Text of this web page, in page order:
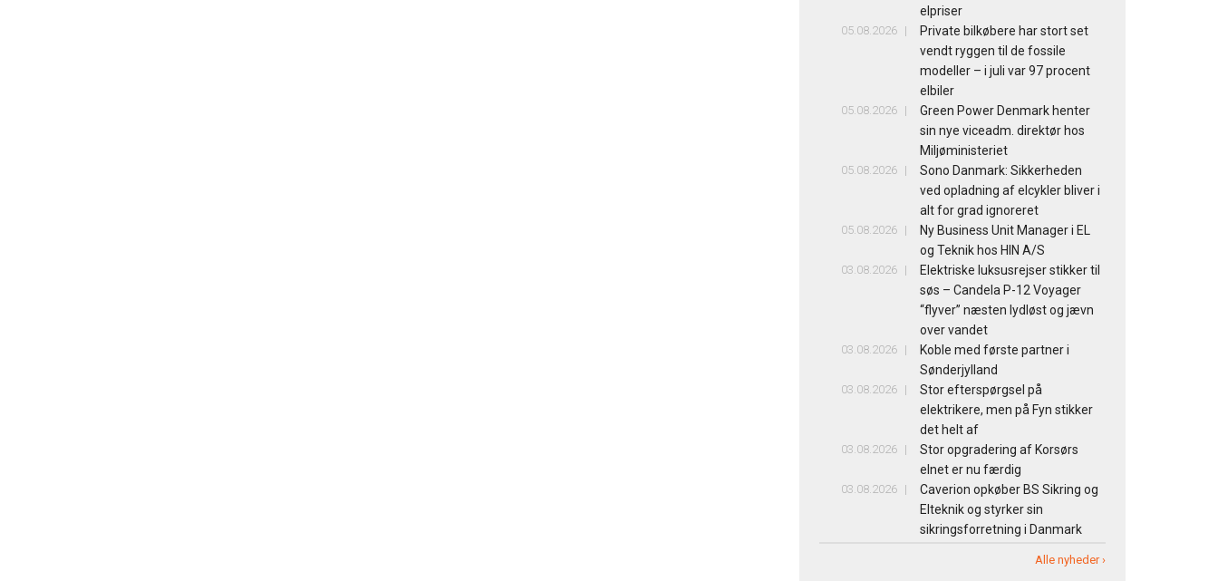
elpriser
05.08.2026
Private bilkøbere har stort set
vendt ryggen til de fossile
modeller – i juli var 97 procent
elbiler
05.08.2026
Green Power Denmark henter
sin nye viceadm. direktør hos
Miljøministeriet
05.08.2026
Sono Danmark: Sikkerheden
ved opladning af elcykler bliver i
alt for grad ignoreret
05.08.2026
Ny Business Unit Manager i EL
og Teknik hos HIN A/S
03.08.2026
Elektriske luksusrejser stikker til
søs – Candela P-12 Voyager
“flyver” næsten lydløst og jævn
over vandet
03.08.2026
Koble med første partner i
Sønderjylland
03.08.2026
Stor efterspørgsel på
elektrikere, men på Fyn stikker
det helt af
03.08.2026
Stor opgradering af Korsørs
elnet er nu færdig
03.08.2026
Caverion opkøber BS Sikring og
Elteknik og styrker sin
sikringsforretning i Danmark
Alle nyheder ›